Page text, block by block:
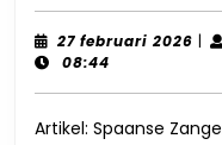
27 februari 2026 27|
08:44
Artikel: Spaanse